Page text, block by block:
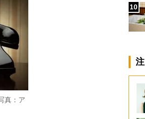
真：ア
10